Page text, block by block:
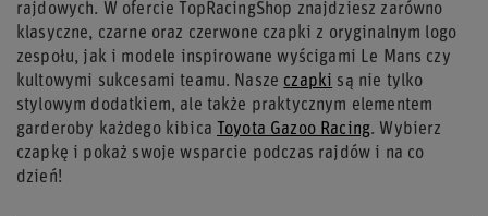
rajdowych. W ofercie TopRacingShop znajdziesz zarówno
klasyczne, czarne oraz czerwone czapki z oryginalnym logo
zespołu, jak i modele inspirowane wyścigami Le Mans czy
kultowymi sukcesami teamu. Nasze czapki są nie tylko
stylowym dodatkiem, ale także praktycznym elementem
garderoby każdego kibica
Toyota Gazoo Racing. Wybierz
czapkę i pokaż swoje wsparcie podczas rajdów i na co
dzień!